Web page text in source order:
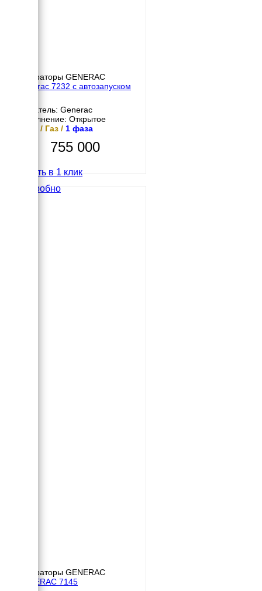
Генераторы GENERAC
Generac 7232 с автозапуском
Двигатель: Generac
Исполнение: Открытое
7 кВт / Газ / 1 фаза
755 000
Купить в 1 клик
Подробно
Генераторы GENERAC
GENERAC 7145